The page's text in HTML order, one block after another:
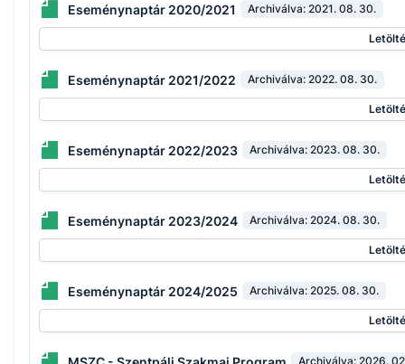
Eseménynaptár 2020/2021 Archiválva: 2021. 08. 30.
Eseménynaptár 2021/2022 Archiválva: 2022. 08. 30.
Eseménynaptár 2022/2023 Archiválva: 2023. 08. 30.
Eseménynaptár 2023/2024 Archiválva: 2024. 08. 30.
Eseménynaptár 2024/2025 Archiválva: 2025. 08. 30.
Archiválva: 2026.